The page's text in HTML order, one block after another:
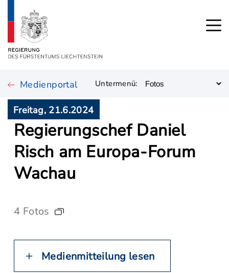
Medienportal Untermenü:
Freitag, 21.6.2024
Regierungschef Daniel
Risch am Europa-Forum
Wachau
4 Fotos
Medienmitteilung lesen